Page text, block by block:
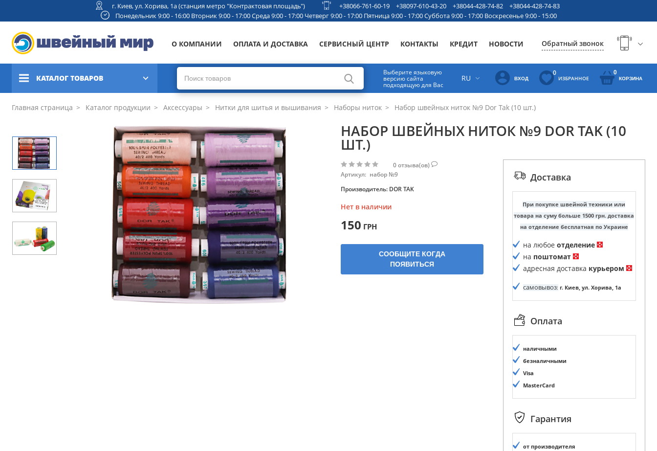
г. Киев, ул. Хорива, 1а (станция метро "Контрактовая площадь") +38066-761-60-19 +38097-610-43-20 +38044-428-74-82
+38044-428-74-83
Понедельник 9:00 - 16:00 Вторник 9:00 - 17:00 Среда 9:00 - 17:00 Четверг 9:00 - 17:00 Пятница 9:00 - 17:00 Суббота 9:00 - 17:00 Воскресенье 9:00 - 15:00
О КОМПАНИИ ОПЛАТА И ДОСТАВКА СЕРВИСНЫЙ ЦЕНТР КОНТАКТЫ КРЕДИТ НОВОСТИ Обратный звонок
КАТАЛОГ ТОВАРОВ
Швейные машины
Вышивальные и швейно-
вышивальные машины
Коверлоки, оверлоки,
плоскошовные машины
Вязальные машины
Аксессуары
Бренды
Выберите языковую
версию сайта
подходящую для Вас
RU ВХОД
0
ИЗБРАННОЕ
0
КОРЗИНА
Главная страница Каталог продукции Аксессуары Нитки для шитья и вышивания Наборы ниток Набор швейных ниток №9 Dor Tak (10 шт.)
НАБОР ШВЕЙНЫХ НИТОК №9 DOR TAK (10
ШТ.)
0отзыва(ов)
Артикул: набор №9
Производитель: DOR TAK
Нет в наличии
150 ГРН
СООБЩИТЕ КОГДА
ПОЯВИТЬСЯ
Доставка
При покупке швейной техники или
товара на суму больше 1500 грн. доставка
на отделение бесплатная по Украине
на любое отделение
на поштомат
адресная доставка курьером
самовывоз: г. Киев, ул. Хорива, 1а
Оплата
наличными
безналичными
Visa
MasterCard
Гарантия
от производителя